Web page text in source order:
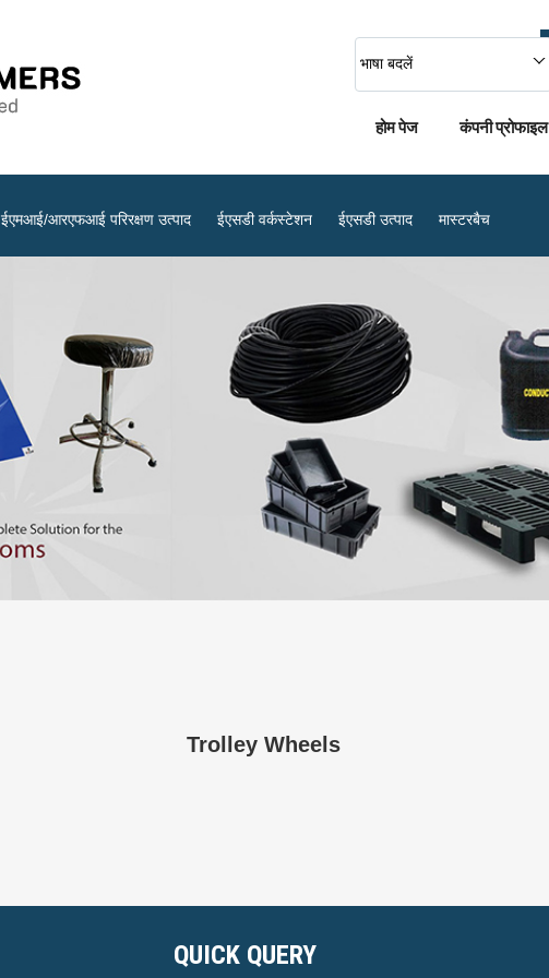
भाषा बदलें
होम पेज कंपनी प्रोफाइल
ईएमआई/आरएफआई परिरक्षण उत्पाद ईएसडी वर्कस्टेशन ईएसडी उत्पाद मास्टरबैच
एंटीस्टैटिक स्प्रे ईएसडी फिंगर कॉट्स विरोधी स्थैतिक औद्योगिक टेप
एंटीस्टैटिक वर्क स्टेशन गास्केट उत्पाद
Trolley Wheels
QUICK QUERY